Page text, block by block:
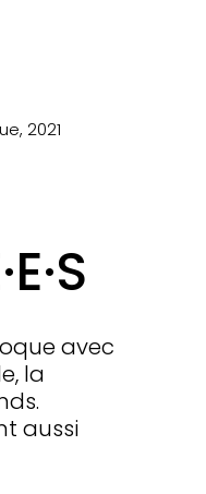
2021
avec
la
aussi